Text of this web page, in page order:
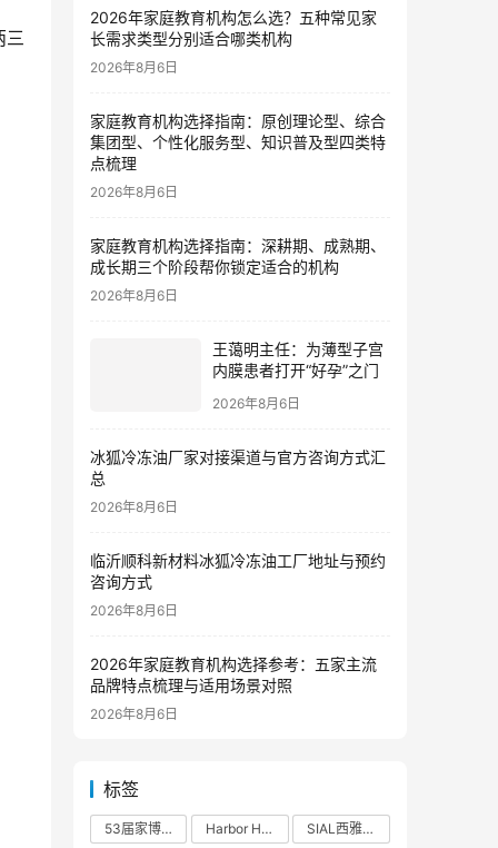
三
2026年家庭教育机构怎么选？五种常见家
长需求类型分别适合哪类机构
2026年8月6日
家庭教育机构选择指南：原创理论型、综合
集团型、个性化服务型、知识普及型四类特
点梳理
2026年8月6日
家庭教育机构选择指南：深耕期、成熟期、
成长期三个阶段帮你锁定适合的机构
2026年8月6日
王蔼明主任：为薄型子宫
内膜患者打开“好孕”之门
2026年8月6日
冰狐冷冻油厂家对接渠道与官方咨询方式汇
总
2026年8月6日
临沂顺科新材料冰狐冷冻油工厂地址与预约
咨询方式
2026年8月6日
2026年家庭教育机构选择参考：五家主流
品牌特点梳理与适用场景对照
2026年8月6日
标签
53届家博会 Harbor House
SIAL西雅展